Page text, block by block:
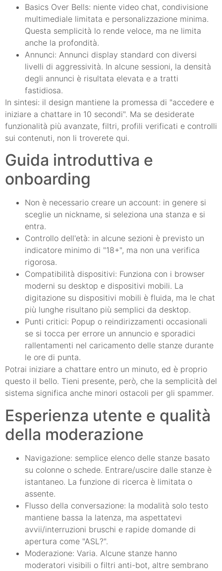
Basics Over Bells: niente video chat, condivisione
multimediale limitata e personalizzazione minima.
Questa semplicità lo rende veloce, ma ne limita
anche la profondità.
Annunci: Annunci display standard con diversi
livelli di aggressività. In alcune sessioni, la densità
degli annunci è risultata elevata e a tratti
fastidiosa.
In sintesi: il design mantiene la promessa di "accedere e
iniziare a chattare in 10 secondi". Ma se desiderate
funzionalità più avanzate, filtri, profili verificati e controlli
sui contenuti, non li troverete qui.
Guida introduttiva e
onboarding
Non è necessario creare un account: in genere si
sceglie un nickname, si seleziona una stanza e si
entra.
Controllo dell'età: in alcune sezioni è previsto un
indicatore minimo di "18+", ma non una verifica
rigorosa.
Compatibilità dispositivi: Funziona con i browser
moderni su desktop e dispositivi mobili. La
digitazione su dispositivi mobili è fluida, ma le chat
più lunghe risultano più semplici da desktop.
Punti critici: Popup o reindirizzamenti occasionali
se si tocca per errore un annuncio e sporadici
rallentamenti nel caricamento delle stanze durante
le ore di punta.
Potrai iniziare a chattare entro un minuto, ed è proprio
questo il bello. Tieni presente, però, che la semplicità del
sistema significa anche minori ostacoli per gli spammer.
Esperienza utente e qualità
della moderazione
Navigazione: semplice elenco delle stanze basato
su colonne o schede. Entrare/uscire dalle stanze è
istantaneo. La funzione di ricerca è limitata o
assente.
Flusso della conversazione: la modalità solo testo
mantiene bassa la latenza, ma aspettatevi
avvii/interruzioni bruschi e rapide domande di
apertura come "ASL?".
Moderazione: Varia. Alcune stanze hanno
moderatori visibili o filtri anti-bot, altre sembrano